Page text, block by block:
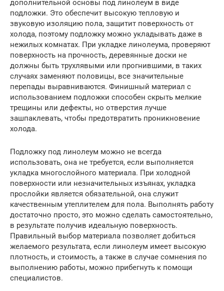
дополнительной основы под линолеум в виде
подложки. Это обеспечит высокую тепловую и
звуковую изоляцию пола, защитит поверхность от
холода, поэтому подложку можно укладывать даже в
нежилых комнатах. При укладке линолеума, проверяют
поверхность на прочность, деревянные доски не
должны быть трухлявыми или прогнившими, в таких
случаях заменяют половицы, все значительные
перепады выравниваются. Финишный материал с
использованием подложки способен скрыть мелкие
трещины или дефекты, но отверстия лучше
зашпаклевать, чтобы предотвратить проникновение
холода.
Подложку под линолеум можно не всегда
использовать, она не требуется, если выполняется
укладка многослойного материала. При холодной
поверхности или незначительных изъянах, укладка
прослойки является обязательной, она служит
качественным утеплителем для пола. Выполнять работу
достаточно просто, это можно сделать самостоятельно,
в результате получив идеальную поверхность.
Правильный выбор материала позволяет добиться
желаемого результата, если линолеум имеет высокую
плотность, и стоимость, а также в случае сомнения по
выполнению работы, можно прибегнуть к помощи
специалистов.